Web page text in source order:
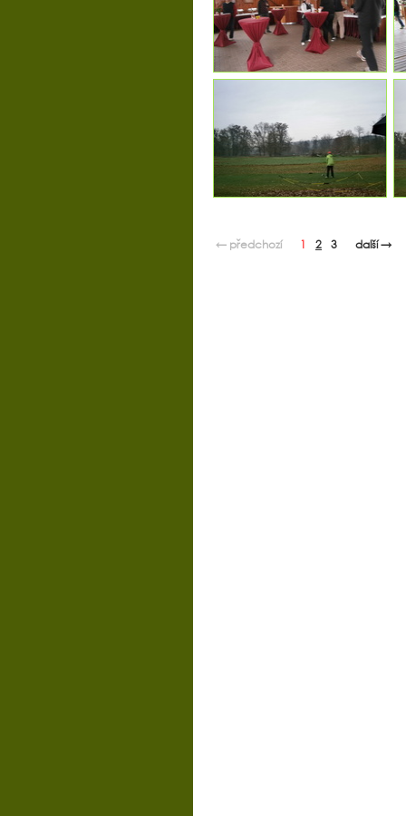
← předchozí 1 2 3 další →